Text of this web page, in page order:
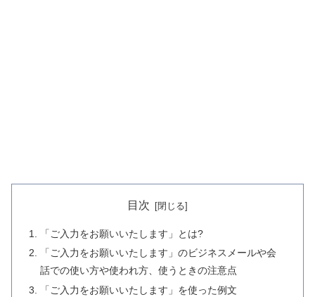
目次
「ご入力をお願いいたします」とは?
「ご入力をお願いいたします」のビジネスメールや会
話での使い方や使われ方、使うときの注意点
「ご入力をお願いいたします」を使った例文